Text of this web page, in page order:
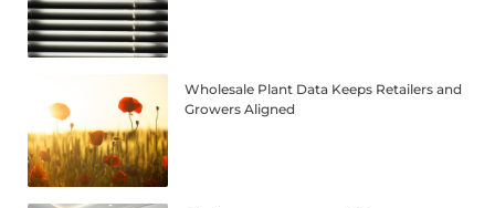
Wholesale Plant Data Keeps Retailers and
Growers Aligned